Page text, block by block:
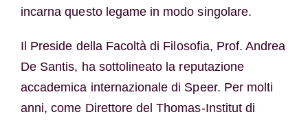
incarna questo legame in modo singolare.
Il Preside della Facoltà di Filosofia, Prof. Andrea
De Santis, ha sottolineato la reputazione
accademica internazionale di Speer. Per molti
anni, come Direttore del Thomas-Institut di